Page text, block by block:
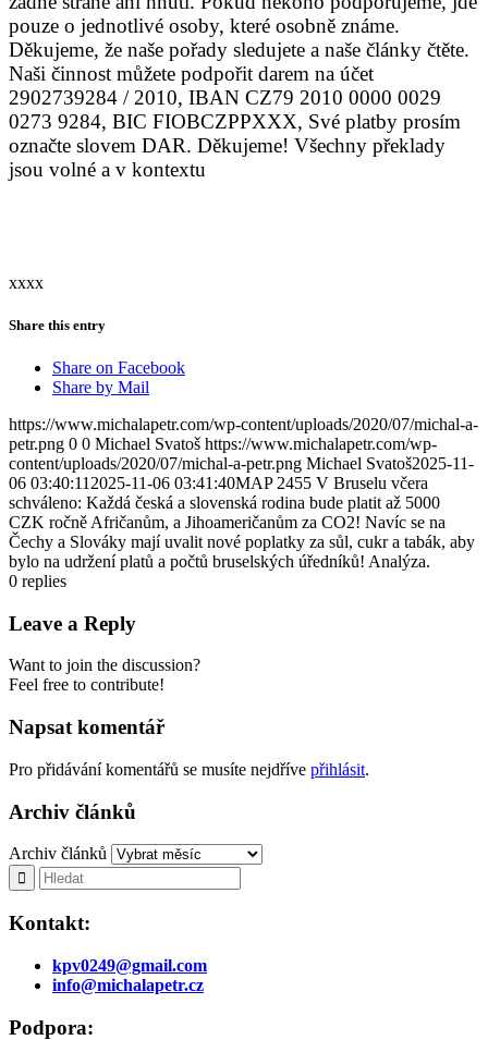
pouze o jednotlivé osoby, které osobně známe.
Děkujeme, že naše pořady sledujete a naše články čtěte.
Naši činnost můžete podpořit darem na účet
2902739284 / 2010, IBAN CZ79 2010 0000 0029
0273 9284, BIC FIOBCZPPXXX, Své platby prosím
označte slovem DAR. Děkujeme! Všechny překlady
jsou volné a v kontextu
xxxx
Share this entry
Share on Facebook
Share by Mail
https://www.michalapetr.com/wp-content/uploads/2020/07/michal-a-
petr.png 0 0 Michael Svatoš https://www.michalapetr.com/wp-
content/uploads/2020/07/michal-a-petr.png Michael Svatoš2025-11-
06 03:40:11 2025-11-06 03:41:40MAP 2455 V Bruselu včera
schváleno: Každá česká a slovenská rodina bude platit až 5000
CZK ročně Afričanům, a Jihoameričanům za CO2! Navíc se na
Čechy a Slováky mají uvalit nové poplatky za sůl, cukr a tabák, aby
bylo na udržení platů a počtů bruselských úředníků! Analýza.
0 replies
Leave a Reply
Want to join the discussion?
Feel free to contribute!
Napsat komentář
Pro přidávání komentářů se musíte nejdříve přihlásit.
Archiv článků
Archiv článků
Kontakt:
kpv0249@gmail.com
info@michalapetr.cz
Podpora: